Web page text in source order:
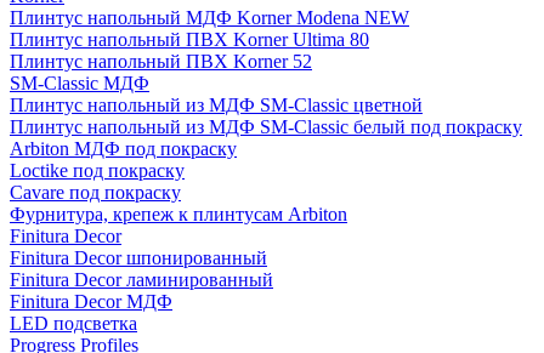
Плинтус напольный МДФ Korner Modena NEW
Плинтус напольный ПВХ Korner Ultima 80
Плинтус напольный ПВХ Korner 52
SM-Classic МДФ
Плинтус напольный из МДФ SM-Classic цветной
Плинтус напольный из МДФ SM-Classic белый под покраску
Arbiton МДФ под покраску
Loctike под покраску
Cavare под покраску
Фурнитура, крепеж к плинтусам Arbiton
Finitura Decor
Finitura Decor шпонированный
Finitura Decor ламинированный
Finitura Decor МДФ
LED подсветка
Progress Profiles